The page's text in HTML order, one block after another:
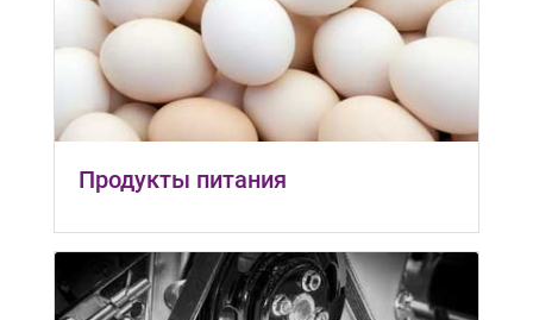
Продукты питания